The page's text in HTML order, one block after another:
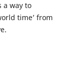
a way to
time’ from